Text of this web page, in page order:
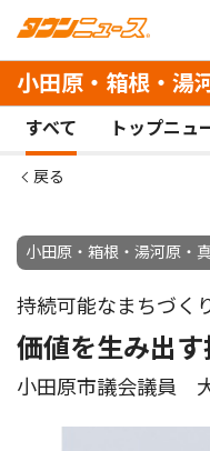
小田原・箱根・湯
すべて トップニュ
戻る
小田原・箱根・湯河原・
持続可能なまちづ
価値を生み出す
小田原市議会議員